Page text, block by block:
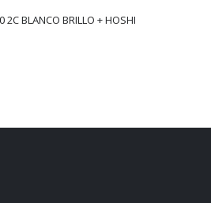
2C BLANCO BRILLO + HOSHI